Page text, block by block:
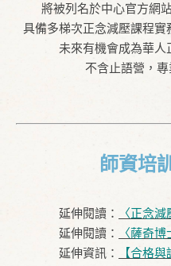
將被列名於中心官方網
具備多梯次正念減壓課程
未來有機會成為華
不含止語營，
師資培
延伸閱讀： 〈正念減
延伸閱讀：
〈薩奇博
延伸資訊：
【合格